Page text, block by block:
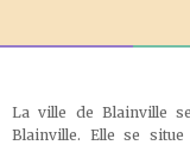
La ville de Blainville
Blainville. Elle se